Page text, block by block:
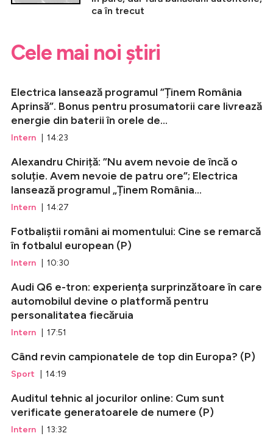
ca în trecut
Cele mai noi știri
Electrica lansează programul ”Ținem România
Aprinsă”. Bonus pentru prosumatorii care livrează
energie din baterii în orele de...
Intern | 14:23
Alexandru Chiriță: ”Nu avem nevoie de încă o
soluție. Avem nevoie de patru ore”; Electrica
lansează programul „Ținem România...
Intern | 14:27
Fotbaliștii români ai momentului: Cine se remarcă
în fotbalul european (P)
Intern | 10:30
Audi Q6 e-tron: experiența surprinzătoare în care
automobilul devine o platformă pentru
personalitatea fiecăruia
Intern | 17:51
Când revin campionatele de top din Europa? (P)
Sport | 14:19
Auditul tehnic al jocurilor online: Cum sunt
verificate generatoarele de numere (P)
Intern | 13:32